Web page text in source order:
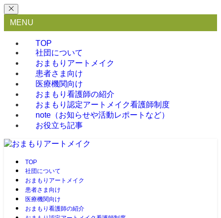
MENU
TOP
社団について
おまもりアートメイク
患者さま向け
医療機関向け
おまもり看護師の紹介
おまもり認定アートメイク看護師制度
note（お知らせや活動レポートなど）
お役立ち記事
TOP
社団について
おまもりアートメイク
患者さま向け
医療機関向け
おまもり看護師の紹介